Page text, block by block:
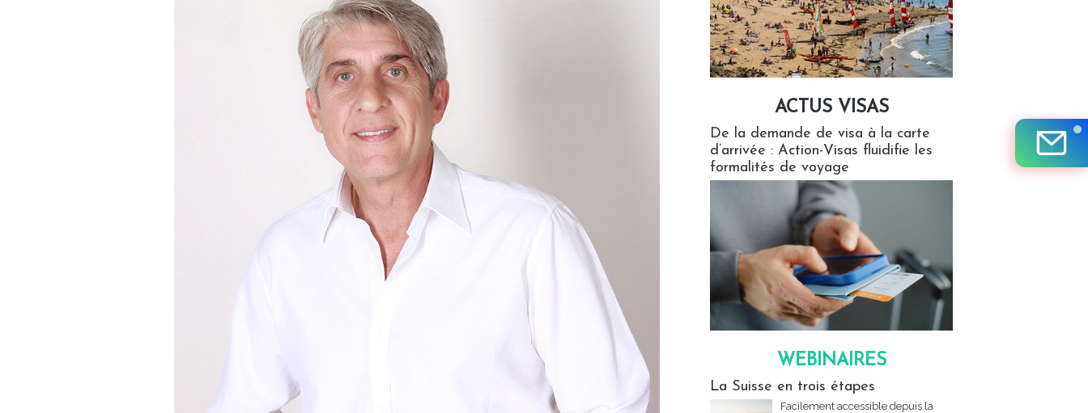
ACTUS VISAS
De la demande de visa à la carte
d’arrivée : Action-Visas fluidifie les
formalités de voyage
WEBINAIRES
La Suisse en trois étapes
Facilement accessible depuis la